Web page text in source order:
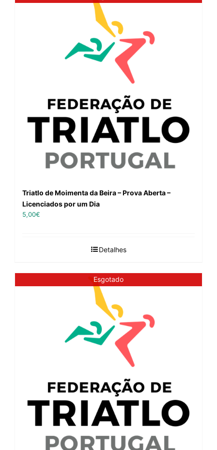
Triatlo de Moimenta da Beira – Prova Aberta –
Licenciados por um Dia
5,00€
Detalhes
Esgotado